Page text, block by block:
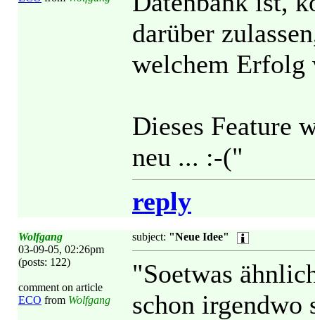
darüber
welchem Erfolg
Dieses Feature
neu ... :-("
reply
Wolfgang
03-09-05, 02:26pm
(posts: 122)
comment on article
ECO from Wolfgang
subject: "Neue Idee"
"Soetwas
schon irgendwo